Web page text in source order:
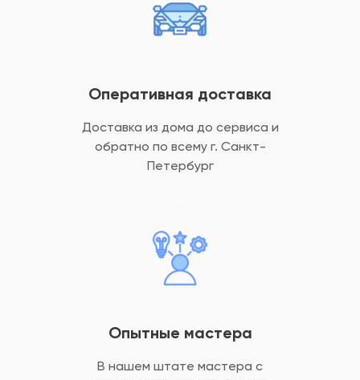
Оперативная доставка
Доставка из дома до сервиса и
обратно по всему г. Санкт-
Петербург
Опытные мастера
В нашем штате мастера с